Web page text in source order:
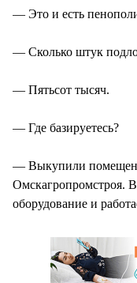
— Это и есть
— Сколько штук
— Пятьсот тысяч.
— Где базируетесь?
— Выкупили
Омскагропромстроя.
оборудование и